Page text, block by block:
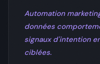
Automation
données
signaux d'intention
ciblées.